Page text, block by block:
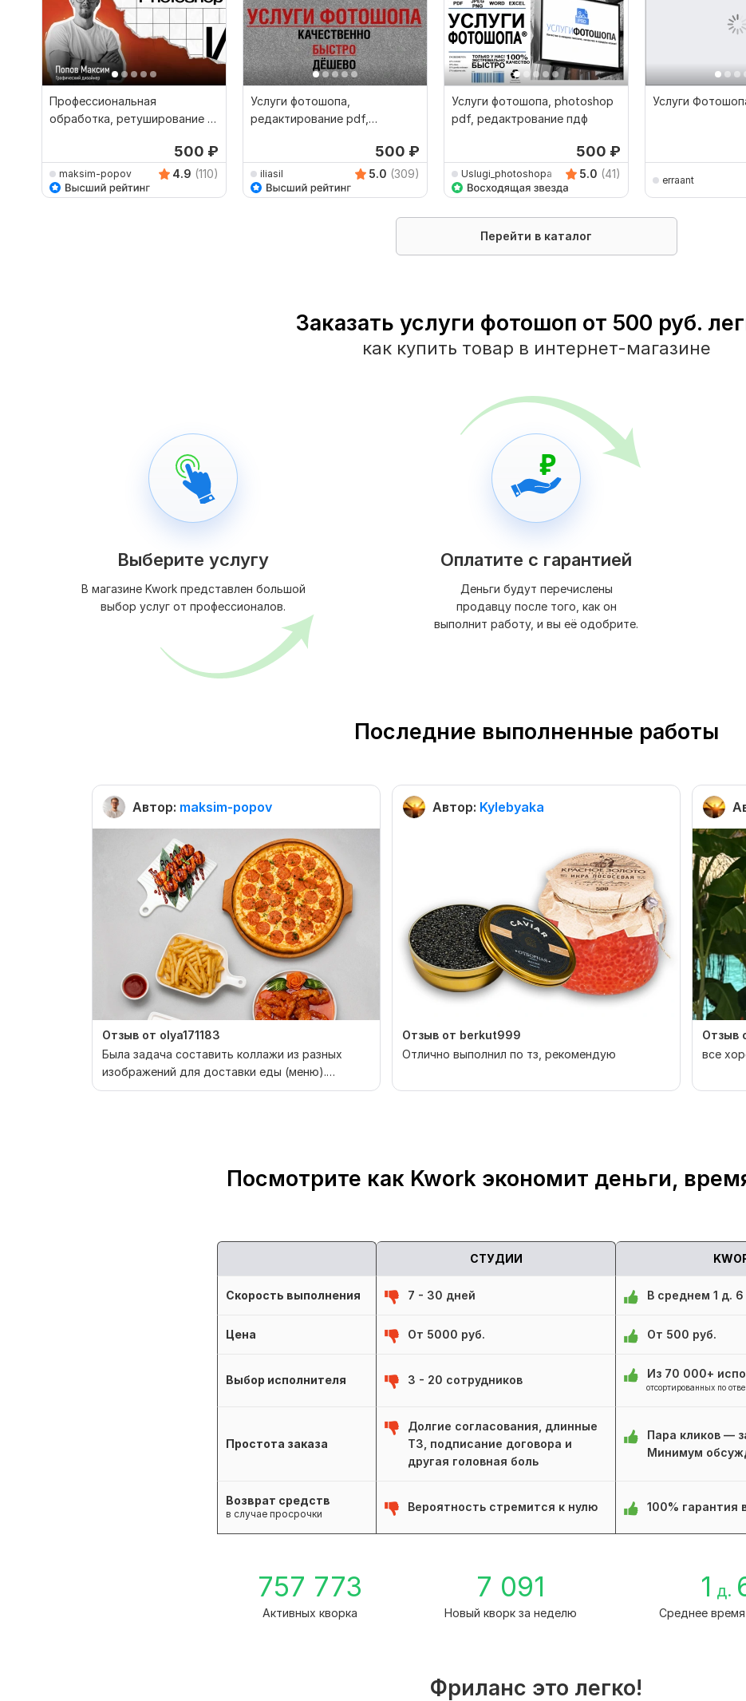
Профессиональная
обработка, ретуширование и
500 ₽
maksim-popov 4.9 (110)
Услуги фотошопа,
редактирование pdf,
500 ₽
iliasil 5.0 (309)
Услуги фотошопа, photoshop
pdf, редактрование пдф
500 ₽
Uslugi_photoshopa 5.0 (41)
Услуги
erraant
Перейти в каталог
Заказать услуги фотошоп от 500 руб.
как купить товар в интернет-магазине
Выберите услугу
В магазине Kwork представлен большой
выбор услуг от профессионалов.
Оплатите с гарантией
Деньги будут перечислены
продавцу после того, как он
выполнит работу, и вы её одобрите.
Последние выполненные работы
Автор: maksim-popov
Отзыв от olya171183
Была задача составить коллажи из разных
изображений для доставки еды (меню).
Исполнитель единстве...
Автор: Kylebyaka
Отзыв от berkut999
Отлично выполнил по тз, рекомендую
Отзыв
все
Посмотрите как Kwork экономит деньги,
СТУДИИ
Скорость выполнения 7 - 30 дней В среднем 1 д. 6
Цена От 5000 руб. От 500 руб.
Выбор исполнителя 3 - 20 сотрудников Из 70 000+
отсортированных по
Простота заказа
Долгие согласования, длинные
ТЗ, подписание договора и
другая головная боль
Пара кликов —
Минимум
Возврат средств
в случае просрочки
Вероятность стремится к нулю 100% гарантия
757 773
Активных кворка
7 091
Новый кворк за неделю
1 д.
Среднее
Фриланс это легко!